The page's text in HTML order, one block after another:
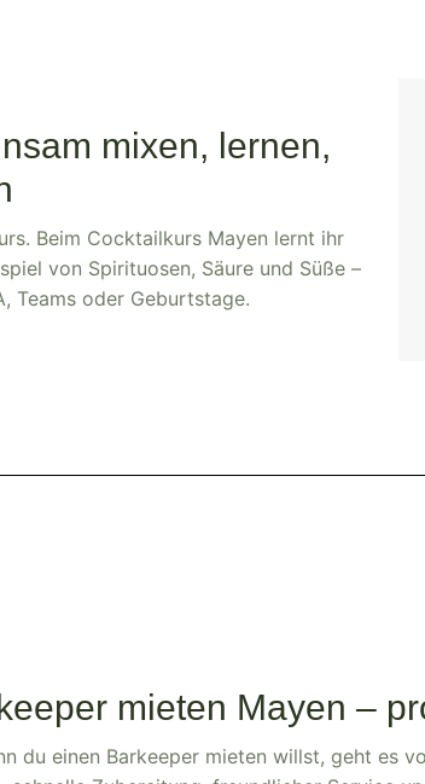
mixen, lernen,
Beim Cocktailkurs Mayen lernt ihr
von Spirituosen, Säure und Süße –
Teams oder Geburtstage.
mieten Mayen –
du einen Barkeeper mieten willst, geht es